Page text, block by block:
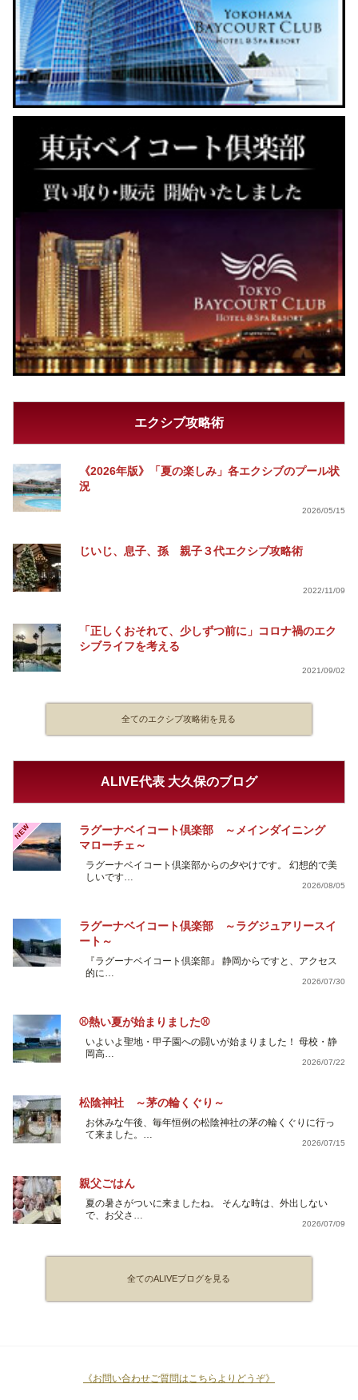
エクシブ攻略術
《2026年版》「夏の楽しみ」各エクシブのプール状
況
2026/05/15
じいじ、息子、孫 親子３代エクシブ攻略術
2022/11/09
「正しくおそれて、少しずつ前に」コロナ禍のエク
シブライフを考える
2021/09/02
全てのエクシブ攻略術を見る
ALIVE代表 大久保のブログ
NEW
ラグーナベイコート倶楽部 ～メインダイニング
マローチェ～
ラグーナベイコート倶楽部からの夕やけです。 幻想的で美
しいです…
2026/08/05
ラグーナベイコート倶楽部 ～ラグジュアリースイ
ート～
『ラグーナベイコート倶楽部』 静岡からですと、アクセス
的に…
2026/07/30
⚾熱い夏が始まりました⚾
いよいよ聖地・甲子園への闘いが始まりました！ 母校・静
岡高…
2026/07/22
松陰神社 ～茅の輪くぐり～
お休みな午後、毎年恒例の松陰神社の茅の輪くぐりに行っ
て来ました。…
2026/07/15
親父ごはん
夏の暑さがついに来ましたね。 そんな時は、外出しない
で、お父さ…
2026/07/09
全てのALIVEブログを見る
《お問い合わせご質問はこちらよりどうぞ》